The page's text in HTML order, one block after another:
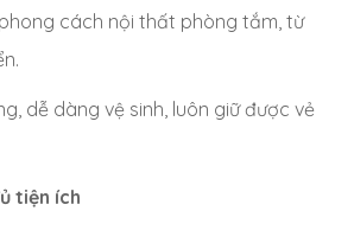
cách nội thất phòng tắm, từ
dễ dàng vệ sinh, luôn giữ được vẻ
tiện ích